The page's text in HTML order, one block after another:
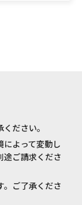
ださい。
よって変動し
途ご請求くださ
ご了承くださ